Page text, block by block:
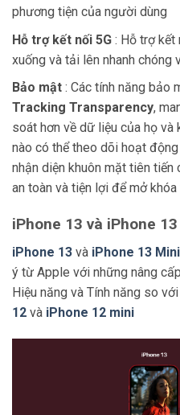
phương tiện của người dùng
Hỗ trợ kết nối 5G : Hỗ trợ kết
xuống và tải lên nhanh chóng
Bảo mật : Các tính năng bảo
Tracking Transparency,
soát hơn về dữ liệu của họ
nào có thể theo dõi hoạt động
nhận diện khuôn mặt tiên
an toàn và tiện lợi để mở
iPhone 13 và iPhone
iPhone 13 và iPhone 13 Mini
ý từ Apple với những nâng
Hiệu năng và Tính năng so
12 và iPhone 12 mini